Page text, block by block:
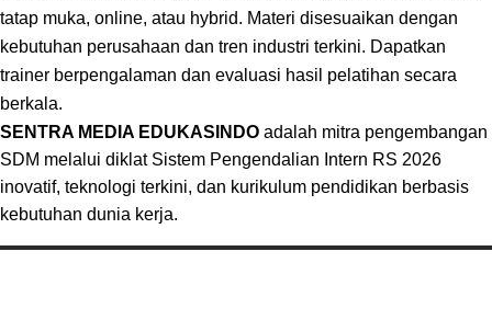
tatap muka, online, atau hybrid. Materi disesuaikan dengan
kebutuhan perusahaan dan tren industri terkini. Dapatkan
trainer berpengalaman dan evaluasi hasil pelatihan secara
berkala.
SENTRA MEDIA EDUKASINDO adalah mitra pengembangan
SDM melalui diklat Sistem Pengendalian Intern RS 2026
inovatif, teknologi terkini, dan kurikulum pendidikan berbasis
kebutuhan dunia kerja.